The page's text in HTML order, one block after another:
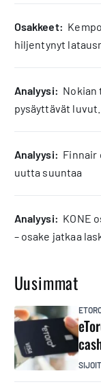
osakkeet:
hiljentynyt
analyysi: Nokian
pysäyttävät luvut.
analyysi: Finnair
uutta suuntaa
analyysi: KONE
– osake jatkaa
Uusimmat